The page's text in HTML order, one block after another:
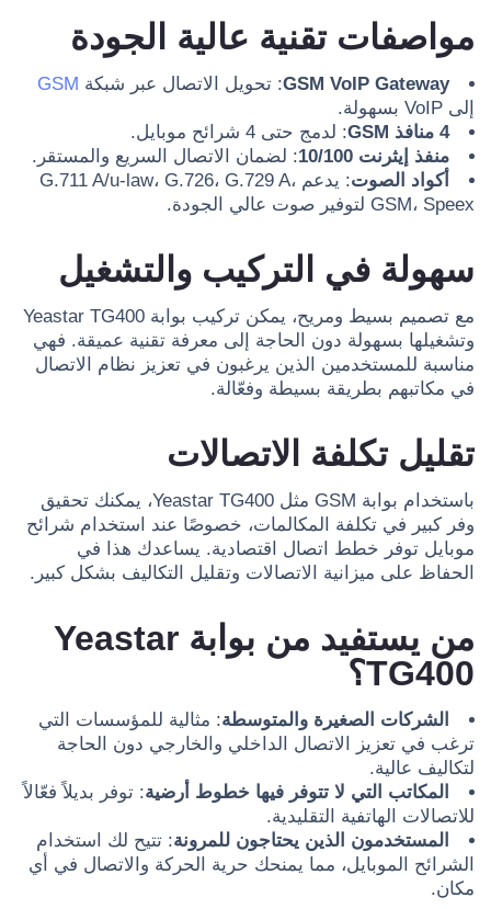
مواصفات تقنية عالية الجودة
GSM VoIP Gateway: تحويل الاتصال عبر شبكة GSM
إلى VoIP بسهولة.
4 منافذ GSM
: لدمج حتى 4 شرائح موبايل.
منفذ إيثرنت 10/100
: لضمان الاتصال السريع والمستقر.
أكواد الصوت
: يدعم G.711 A/u-law، G.726، G.729 A،
GSM، Speex لتوفير صوت عالي الجودة.
سهولة في التركيب والتشغيل
مع تصميم بسيط ومريح، يمكن تركيب بوابة Yeastar TG400
وتشغيلها بسهولة دون الحاجة إلى معرفة تقنية عميقة. فهي
مناسبة للمستخدمين الذين يرغبون في تعزيز نظام الاتصال
في مكاتبهم بطريقة بسيطة وفعّالة.
تقليل تكلفة الاتصالات
باستخدام بوابة GSM مثل Yeastar TG400، يمكنك تحقيق
وفر كبير في تكلفة المكالمات، خصوصًا عند استخدام شرائح
موبايل توفر خطط اتصال اقتصادية. يساعدك هذا في
الحفاظ على ميزانية الاتصالات وتقليل التكاليف بشكل كبير.
من يستفيد من بوابة Yeastar
TG400؟
الشركات الصغيرة والمتوسطة: مثالية للمؤسسات التي
ترغب في تعزيز الاتصال الداخلي والخارجي دون الحاجة
لتكاليف عالية.
المكاتب التي لا تتوفر فيها خطوط أرضية: توفر بديلاً فعّالاً
للاتصالات الهاتفية التقليدية.
المستخدمون الذين يحتاجون للمرونة: تتيح لك استخدام
الشرائح الموبايل، مما يمنحك حرية الحركة والاتصال في أي
مكان.